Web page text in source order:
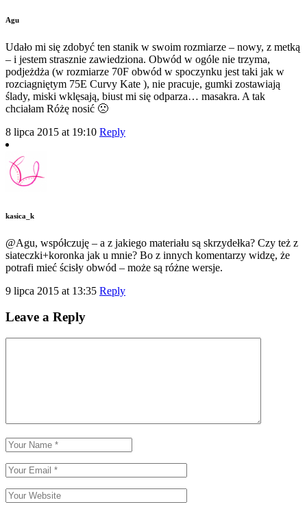
Agu
Udało mi się zdobyć ten stanik w swoim rozmiarze – nowy, z metką
– i jestem strasznie zawiedziona. Obwód w ogóle nie trzyma,
podjeżdża (w rozmiarze 70F obwód w spoczynku jest taki jak w
rozciagniętym 75E Curvy Kate ), nie pracuje, gumki zostawiają
ślady, miski wklęsają, biust mi się odparza… masakra. A tak
chciałam Różę nosić 🙁
8 lipca 2015 at 19:10 Reply
kasica_k
@Agu, współczuję – a z jakiego materiału są skrzydełka? Czy też z
siateczki+koronka jak u mnie? Bo z innych komentarzy widzę, że
potrafi mieć ścisły obwód – może są różne wersje.
9 lipca 2015 at 13:35 Reply
Leave a Reply